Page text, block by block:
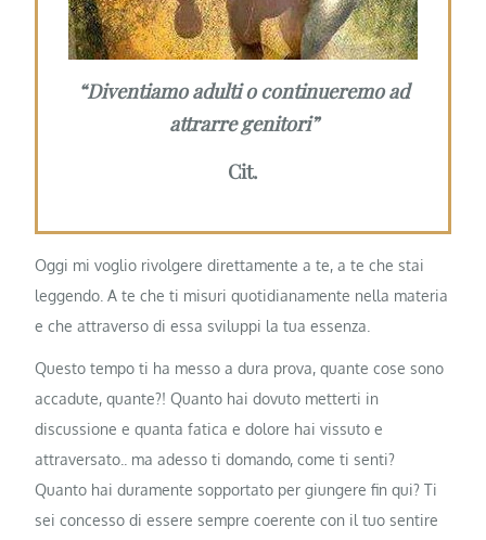
“Diventiamo adulti o continueremo ad
attrarre genitori”
Cit.
Oggi mi voglio rivolgere direttamente a te, a te che stai
leggendo. A te che ti misuri quotidianamente nella materia
e che attraverso di essa sviluppi la tua essenza.
Questo tempo ti ha messo a dura prova, quante cose sono
accadute, quante?! Quanto hai dovuto metterti in
discussione e quanta fatica e dolore hai vissuto e
attraversato.. ma adesso ti domando, come ti senti?
Quanto hai duramente sopportato per giungere fin qui? Ti
sei concesso di essere sempre coerente con il tuo sentire